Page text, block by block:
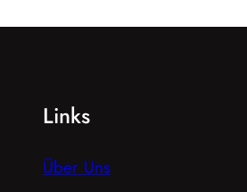
Links
Über Uns